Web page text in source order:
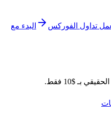
تداول الفوركس
البدء مع
بـ $10 فقط.